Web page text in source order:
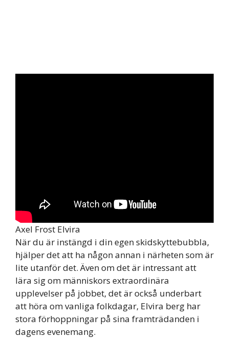
Axel Frost Elvira
När du är instängd i din egen skidskyttebubbla,
hjälper det att ha någon annan i närheten som är
lite utanför det. Även om det är intressant att
lära sig om människors extraordinära
upplevelser på jobbet, det är också underbart
att höra om vanliga folkdagar, Elvira berg har
stora förhoppningar på sina framträdanden i
dagens evenemang.